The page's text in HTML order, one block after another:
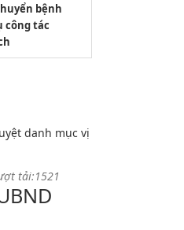
bệnh
công tác
danh mục vị
tải:1521